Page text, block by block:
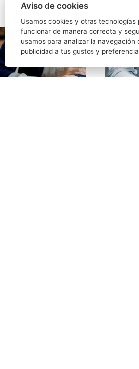
Aviso de cookies
Usamos cookies y otras
funcionar de manera correcta y
usamos para analizar la navegación
publicidad a tus gustos y